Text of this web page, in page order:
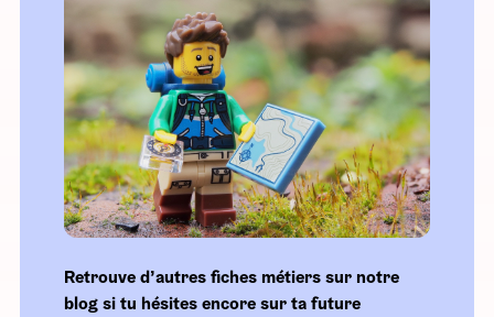
Retrouve d’autres fiches métiers sur notre
blog si tu hésites encore sur ta future